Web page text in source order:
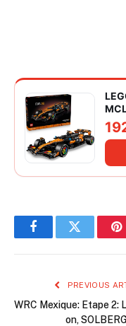
FacebookTwitter
PREVIOUS
WRC Mexique: Etape 2:
on,